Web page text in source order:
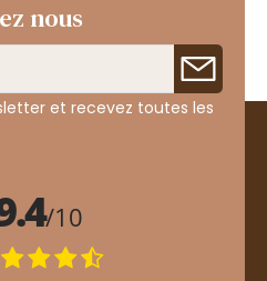
nous
et recevez toutes les